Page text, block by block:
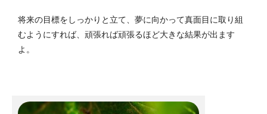
将来の目標をしっかりと立て、夢に向かって真面目に取り組
むようにすれば、頑張れば頑張るほど大きな結果が出ます
よ。